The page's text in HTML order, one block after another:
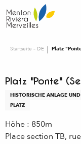
au
contenu
Startseite – DE Platz
Platz "Ponte"
HISTORISCHE ANLAGE
PLATZ
Höhe : 850m
Place section TB,